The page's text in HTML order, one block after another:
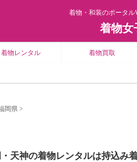
着物・和装のポータル
着物女
着物レンタル 着物買取
岡県 >
天神の着物レンタルは持込み